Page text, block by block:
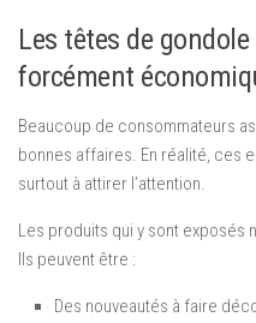
Les têtes de
forcément
Beaucoup de consommateurs
bonnes affaires. En réalité, ces
surtout à attirer l’attention.
Les produits qui y sont exposés
Ils peuvent être :
Des nouveautés à faire